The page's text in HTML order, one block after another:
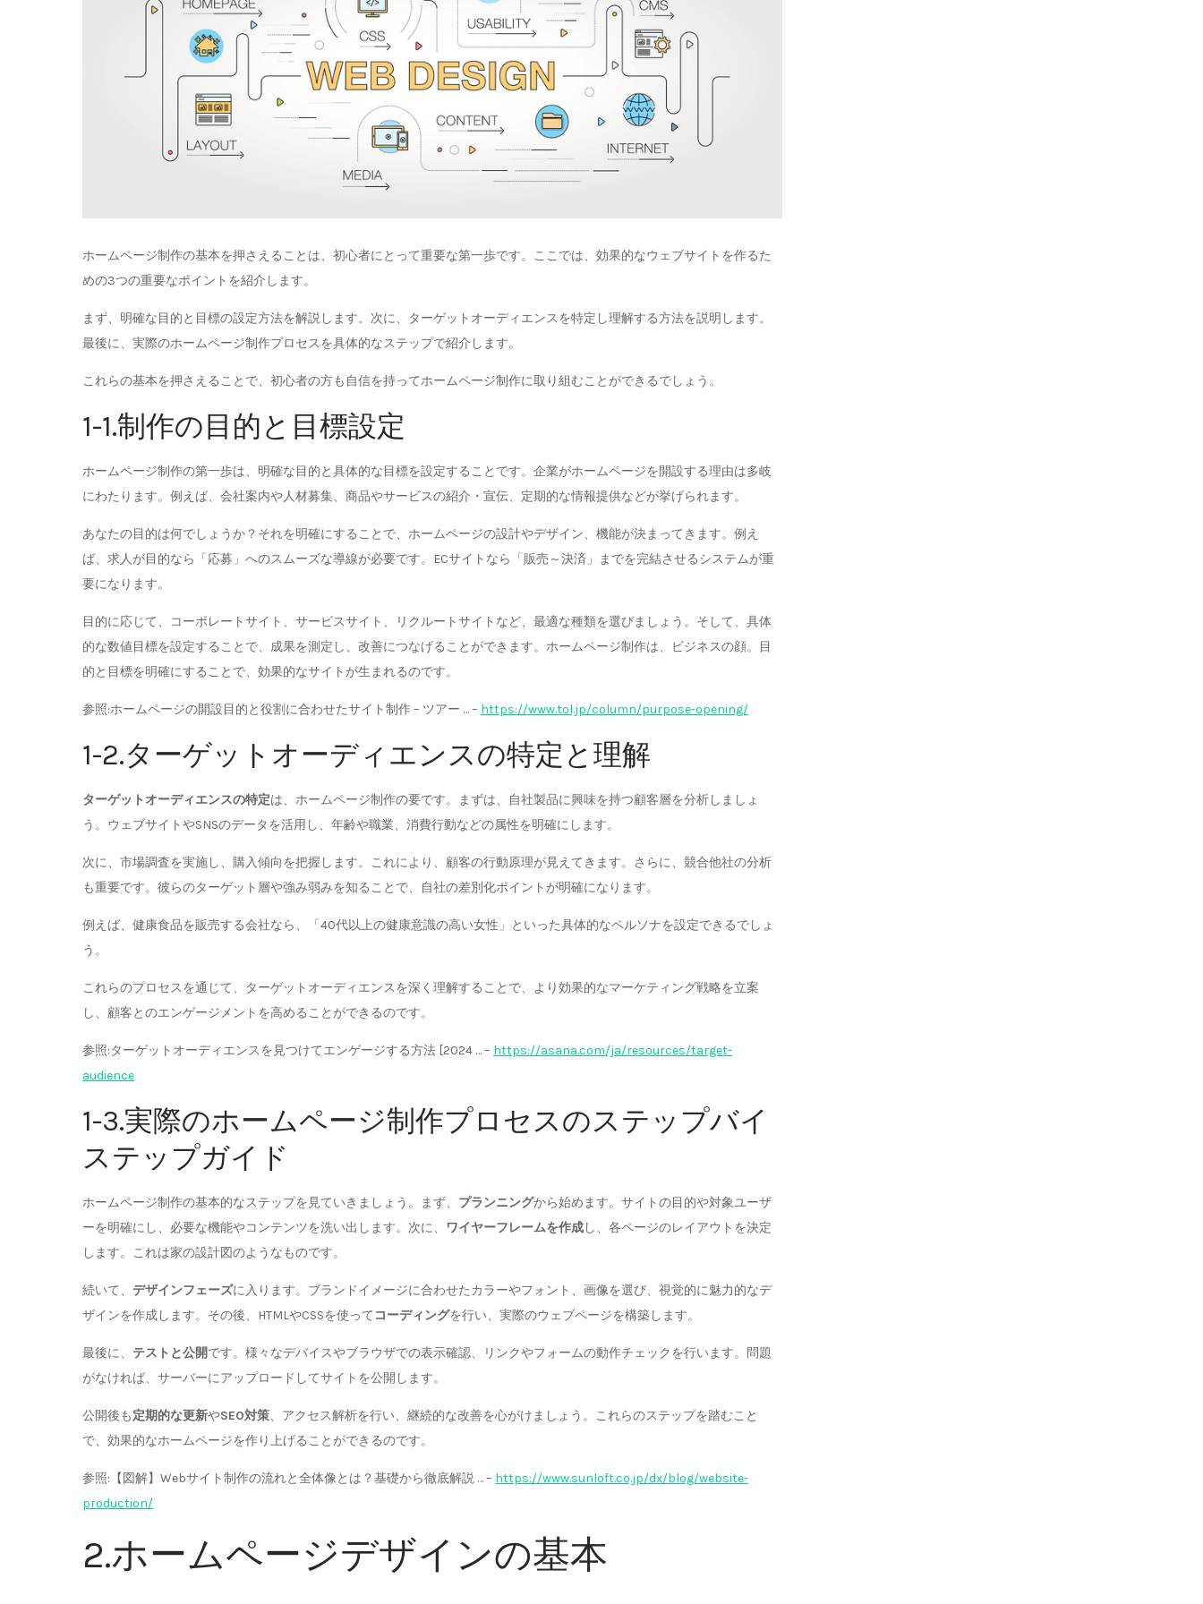
ホームページ制作の基本を押さえることは、初心者にとって重要な第一歩です。ここでは、効果的なウェブサイトを作るた
めの3つの重要なポイントを紹介します。
まず、明確な目的と目標の設定方法を解説します。次に、ターゲットオーディエンスを特定し理解する方法を説明します。
最後に、実際のホームページ制作プロセスを具体的なステップで紹介します。
これらの基本を押さえることで、初心者の方も自信を持ってホームページ制作に取り組むことができるでしょう。
1-1.制作の目的と目標設定
ホームページ制作の第一歩は、明確な目的と具体的な目標を設定することです。企業がホームページを開設する理由は多岐
にわたります。例えば、会社案内や人材募集、商品やサービスの紹介・宣伝、定期的な情報提供などが挙げられます。
あなたの目的は何でしょうか？それを明確にすることで、ホームページの設計やデザイン、機能が決まってきます。例え
ば、求人が目的なら「応募」へのスムーズな導線が必要です。ECサイトなら「販売～決済」までを完結させるシステムが重
要になります。
目的に応じて、コーポレートサイト、サービスサイト、リクルートサイトなど、最適な種類を選びましょう。そして、具体
的な数値目標を設定することで、成果を測定し、改善につなげることができます。ホームページ制作は、ビジネスの顔。目
的と目標を明確にすることで、効果的なサイトが生まれるのです。
参照:ホームページの開設目的と役割に合わせたサイト制作 – ツアー … – https://www.tol.jp/column/purpose-opening/
1-2.ターゲットオーディエンスの特定と理解
ターゲットオーディエンスの特定は、ホームページ制作の要です。まずは、自社製品に興味を持つ顧客層を分析しましょ
う。ウェブサイトやSNSのデータを活用し、年齢や職業、消費行動などの属性を明確にします。
次に、市場調査を実施し、購入傾向を把握します。これにより、顧客の行動原理が見えてきます。さらに、競合他社の分析
も重要です。彼らのターゲット層や強み弱みを知ることで、自社の差別化ポイントが明確になります。
例えば、健康食品を販売する会社なら、「40代以上の健康意識の高い女性」といった具体的なペルソナを設定できるでしょ
う。
これらのプロセスを通じて、ターゲットオーディエンスを深く理解することで、より効果的なマーケティング戦略を立案
し、顧客とのエンゲージメントを高めることができるのです。
参照:ターゲットオーディエンスを見つけてエンゲージする方法 [2024 … – https://asana.com/ja/resources/target-
audience
1-3.実際のホームページ制作プロセスのステップバイ
ステップガイド
ホームページ制作の基本的なステップを見ていきましょう。まず、 プランニングから始めます。サイトの目的や対象ユーザ
ーを明確にし、必要な機能やコンテンツを洗い出します。次に、
ワイヤーフレームを作成し、各ページのレイアウトを決定
します。これは家の設計図のようなものです。
続いて、 デザインフェーズに入ります。ブランドイメージに合わせたカラーやフォント、画像を選び、視覚的に魅力的なデ
ザインを作成します。その後、HTMLやCSSを使って コーディングを行い、実際のウェブページを構築します。
最後に、 テストと公開です。様々なデバイスやブラウザでの表示確認、リンクやフォームの動作チェックを行います。問題
がなければ、サーバーにアップロードしてサイトを公開します。
公開後も定期的な更新やSEO対策、アクセス解析を行い、継続的な改善を心がけましょう。これらのステップを踏むこと
で、効果的なホームページを作り上げることができるのです。
参照:【図解】Webサイト制作の流れと全体像とは？基礎から徹底解説 … – https://www.sunloft.co.jp/dx/blog/website-
production/
2.ホームページデザインの基本